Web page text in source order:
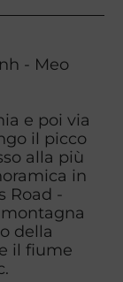
- Meo
e poi via
il picco
alla più
in
Road -
della
il fiume